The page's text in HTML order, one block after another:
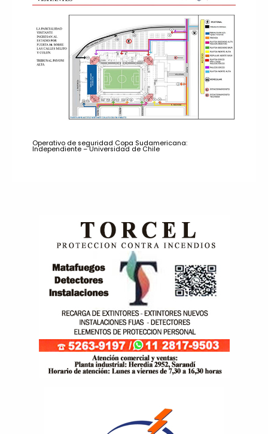
Operativo de seguridad Copa Sudamericana:
Independiente – Universidad de Chile